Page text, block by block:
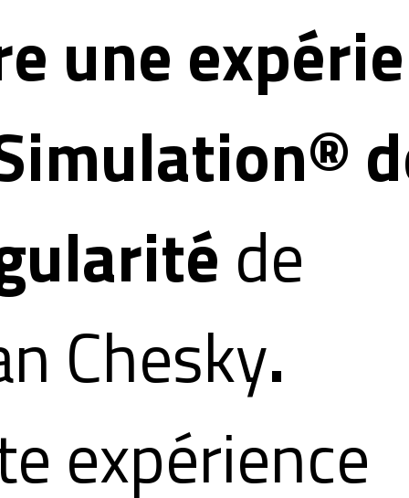
une
de
Chesky.
expérience